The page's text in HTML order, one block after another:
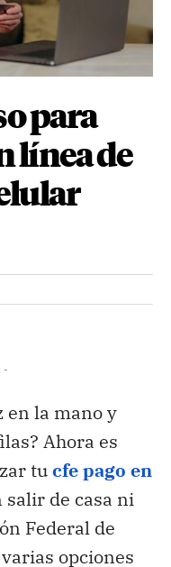
para
línea de
-
en la mano y
Ahora es
tucfe pago en
salir de casa ni
Federal de
opciones